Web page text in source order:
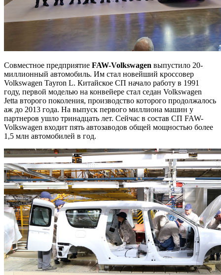
Совместное предприятие FAW-Volkswagen выпустило 20-
миллионный автомобиль. Им стал новейший кроссовер
Volkswagen Tayron L. Китайское СП начало работу в 1991
году, первой моделью на конвейере стал седан Volkswagen
Jetta второго поколения, производство которого продолжалось
аж до 2013 года. На выпуск первого миллиона машин у
партнеров ушло тринадцать лет. Сейчас в состав СП FAW-
Volkswagen входит пять автозаводов общей мощностью более
1,5 млн автомобилей в год.